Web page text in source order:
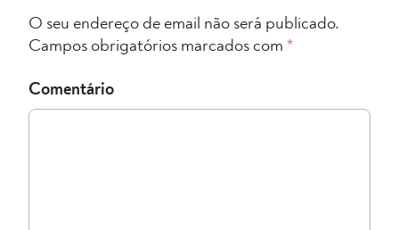
O seu endereço de email não será publicado.
Campos obrigatórios marcados com *
Comentário